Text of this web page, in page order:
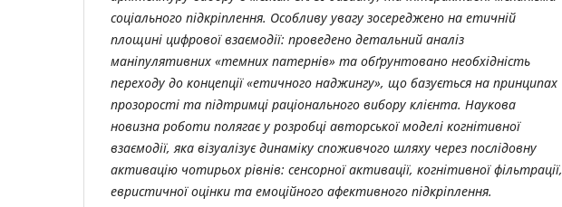
соціального підкріплення. Особливу увагу зосереджено на етичній
площині цифрової взаємодії: проведено детальний аналіз
маніпулятивних «темних патернів» та обґрунтовано необхідність
переходу до концепції «етичного наджингу», що базується на принципах
прозорості та підтримці раціонального вибору клієнта. Наукова
новизна роботи полягає у розробці авторської моделі когнітивної
взаємодії, яка візуалізує динаміку споживчого шляху через послідовну
активацію чотирьох рівнів: сенсорної активації, когнітивної фільтрації,
евристичної оцінки та емоційного афективного підкріплення.